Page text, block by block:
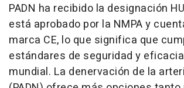
PADN ha recibido la designación
está aprobado por la NMPA y
marca CE, lo que significa que
estándares de seguridad y
mundial. La denervación de la